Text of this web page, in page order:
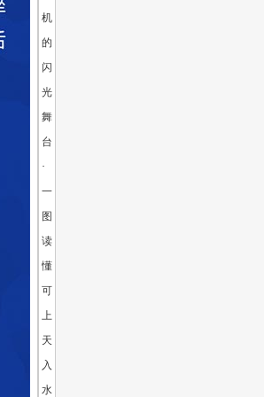
机
的
闪
光
舞
台
·
一
图
读
懂
可
上
天
入
水